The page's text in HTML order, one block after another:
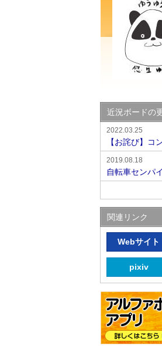
近況ボードの
2022.03.25
【お詫び】コ
2019.08.18
自転車センパ
関連リンク
Webサイト
pixiv